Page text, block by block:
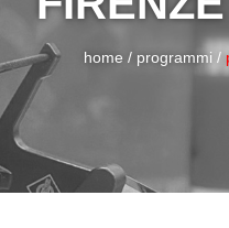
home / programmi /